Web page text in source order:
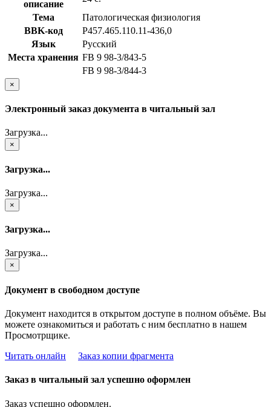
описание
Тема
Патологическая физиология
BBK-код
Р457.465.110.11-436,0
Язык
Русский
Места хранения FB 9 98-3/843-5
FB 9 98-3/844-3
×
Электронный заказ документа в читальный зал
Загрузка...
×
Загрузка...
Загрузка...
×
Загрузка...
Загрузка...
×
Документ в свободном доступе
Документ находится в открытом доступе в полном объёме. Вы
можете ознакомиться и работать с ним бесплатно в нашем
Просмотрщике.
Читать онлайн
Заказ копии фрагмента
Заказ в читальный зал успешно оформлен
Заказ успешно оформлен.